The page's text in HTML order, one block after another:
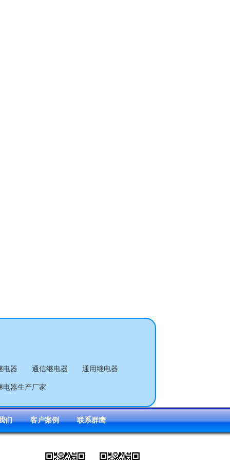
电器 通信继电器 通用继电器
电器生产厂家
们 客户案例 联系群鹰